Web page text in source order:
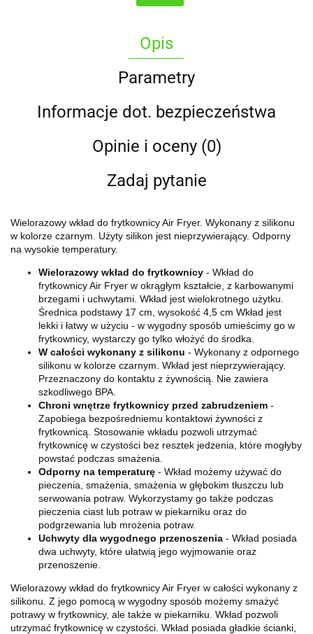
Opis
Parametry
Informacje dot. bezpieczeństwa
Opinie i oceny (0)
Zadaj pytanie
Wielorazowy wkład do frytkownicy Air Fryer. Wykonany z silikonu
w kolorze czarnym. Użyty silikon jest nieprzywierający. Odporny
na wysokie temperatury.
Wielorazowy wkład do frytkownicy - Wkład do
frytkownicy Air Fryer w okrągłym kształcie, z karbowanymi
brzegami i uchwytami. Wkład jest wielokrotnego użytku.
Średnica podstawy 17 cm, wysokość 4,5 cm Wkład jest
lekki i łatwy w użyciu - w wygodny sposób umieścimy go w
frytkownicy, wystarczy go tylko włożyć do środka.
W całości wykonany z silikonu - Wykonany z odpornego
silikonu w kolorze czarnym. Wkład jest nieprzywierający.
Przeznaczony do kontaktu z żywnością. Nie zawiera
szkodliwego BPA.
Chroni wnętrze frytkownicy przed zabrudzeniem -
Zapobiega bezpośredniemu kontaktowi żywności z
frytkownicą. Stosowanie wkładu pozwoli utrzymać
frytkownicę w czystości bez resztek jedzenia, które mogłyby
powstać podczas smażenia.
Odporny na temperaturę - Wkład możemy używać do
pieczenia, smażenia, smażenia w głębokim tłuszczu lub
serwowania potraw. Wykorzystamy go także podczas
pieczenia ciast lub potraw w piekarniku oraz do
podgrzewania lub mrożenia potraw.
Uchwyty dla wygodnego przenoszenia - Wkład posiada
dwa uchwyty, które ułatwią jego wyjmowanie oraz
przenoszenie.
Wielorazowy wkład do frytkownicy Air Fryer w całości wykonany z
silikonu. Z jego pomocą w wygodny sposób możemy smażyć
potrawy w frytkownicy, ale także w piekarniku. Wkład pozwoli
utrzymać frytkownicę w czystości. Wkład posiada gładkie ścianki,